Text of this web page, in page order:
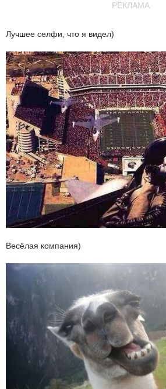
РЕКЛАМА
Лучшее селфи, что я видел)
Весёлая компания)